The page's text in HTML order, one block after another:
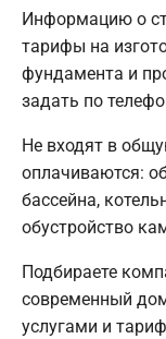
Информацию о
тарифы на
фундамента и
задать по
Не входят в
оплачиваются:
бассейна,
обустройство
Подбираете
современный
услугами и